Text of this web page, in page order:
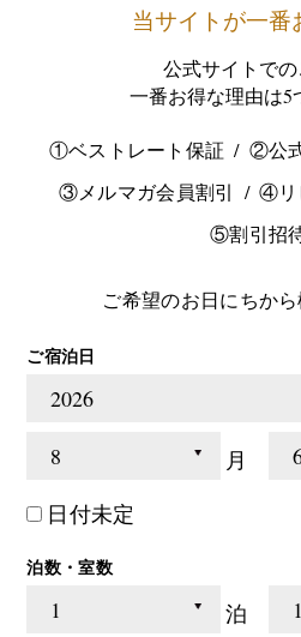
当サイトが一番
公式サイトで
一番お得な理由は5
①ベストレート保証
②公
③メルマガ会員割引
④リ
⑤割引招
ご希望のお日にちから
ご宿泊日
月
日付未定
泊数・室数
泊